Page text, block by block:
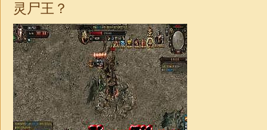
灵尸王？